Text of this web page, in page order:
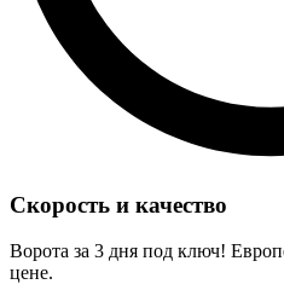
Скорость и качество
Ворота за 3 дня под ключ!
цене.